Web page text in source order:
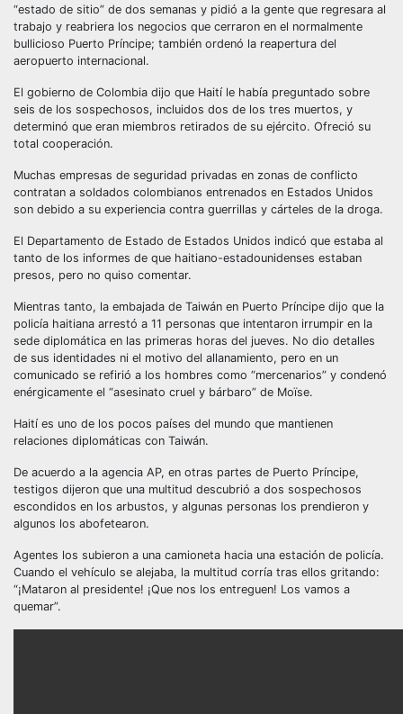
“estado de sitio” de dos semanas y pidió a la gente que regresara al
trabajo y reabriera los negocios que cerraron en el normalmente
bullicioso Puerto Príncipe; también ordenó la reapertura del
aeropuerto internacional.
El gobierno de Colombia dijo que Haití le había preguntado sobre
seis de los sospechosos, incluidos dos de los tres muertos, y
determinó que eran miembros retirados de su ejército. Ofreció su
total cooperación.
Muchas empresas de seguridad privadas en zonas de conflicto
contratan a soldados colombianos entrenados en Estados Unidos
son debido a su experiencia contra guerrillas y cárteles de la droga.
El Departamento de Estado de Estados Unidos indicó que estaba al
tanto de los informes de que haitiano-estadounidenses estaban
presos, pero no quiso comentar.
Mientras tanto, la embajada de Taiwán en Puerto Príncipe dijo que la
policía haitiana arrestó a 11 personas que intentaron irrumpir en la
sede diplomática en las primeras horas del jueves. No dio detalles
de sus identidades ni el motivo del allanamiento, pero en un
comunicado se refirió a los hombres como “mercenarios” y condenó
enérgicamente el “asesinato cruel y bárbaro” de Moïse.
Haití es uno de los pocos países del mundo que mantienen
relaciones diplomáticas con Taiwán.
De acuerdo a la agencia AP, en otras partes de Puerto Príncipe,
testigos dijeron que una multitud descubrió a dos sospechosos
escondidos en los arbustos, y algunas personas los prendieron y
algunos los abofetearon.
Agentes los subieron a una camioneta hacia una estación de policía.
Cuando el vehículo se alejaba, la multitud corría tras ellos gritando:
“¡Mataron al presidente! ¡Que nos los entreguen! Los vamos a
quemar”.